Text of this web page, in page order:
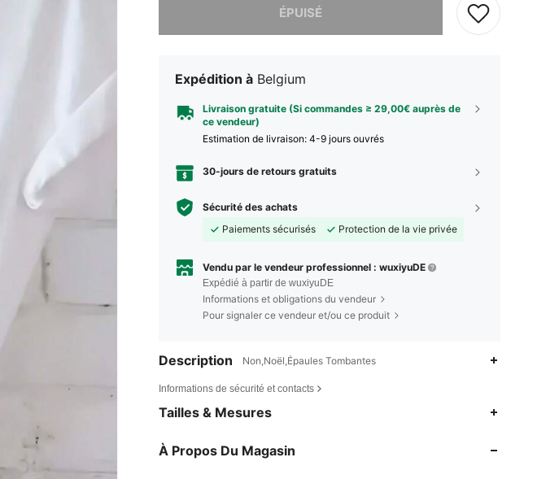
ÉPUISÉ
Expédition à Belgium
Livraison gratuite (Si commandes ≥ 29,00€ auprès de
ce vendeur)
Estimation de livraison: 4-9 jours ouvrés
30-jours de retours gratuits
Sécurité des achats
Paiements sécurisés
Protection de la vie privée
Vendu par le vendeur professionnel : wuxiyuDE
Expédié à partir de wuxiyuDE
Informations et obligations du vendeur
Pour signaler ce vendeur et/ou ce produit
Description Non,Noël,Épaules Tombantes
Informations de sécurité et contacts
Tailles & Mesures
À Propos Du Magasin